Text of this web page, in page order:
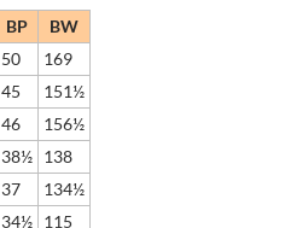
BP
BW
50
169
45
151½
46
156½
38½ 138
37
134½
34½ 115